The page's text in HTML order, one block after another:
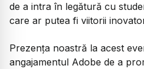
de a intra în legătură cu
care ar putea fi viitorii
Prezența noastră la acest
angajamentul Adobe de a